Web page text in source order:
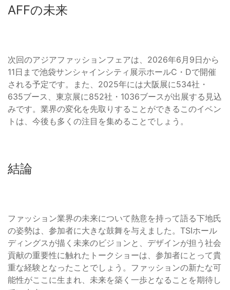
AFFの未来
次回のアジアファッションフェアは、2026年6月9日から
11日まで池袋サンシャインシティ展示ホールC・Dで開催
される予定です。また、2025年には大阪展に534社・
635ブース、東京展に852社・1036ブースが出展する見込
みです。業界の変化を先取りすることができるこのイベン
トは、今後も多くの注目を集めることでしょう。
結論
ファッション業界の未来について熱意を持って語る下地氏
の姿勢は、参加者に大きな鼓舞を与えました。TSIホール
ディングスが描く未来のビジョンと、デザインが担う社会
貢献の重要性に触れたトークショーは、参加者にとって貴
重な経験となったことでしょう。ファッションの新たな可
能性がここに生まれ、未来を築く一歩となることを期待し